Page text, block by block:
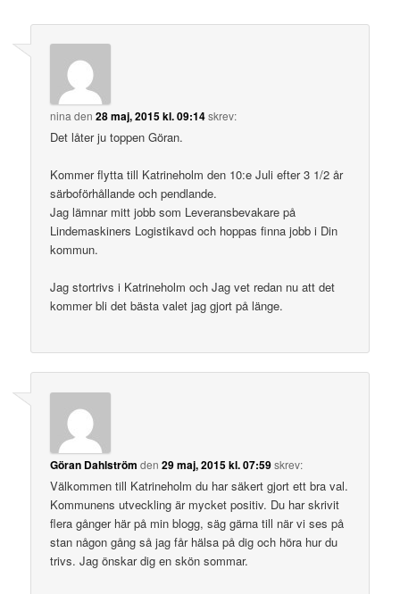
nina den28 maj, 2015 kl. 09:14skrev:
Det låter ju toppen Göran.
Kommer flytta till Katrineholm den 10:e Juli efter 3 1/2 år
särboförhållande och pendlande.
Jag lämnar mitt jobb som Leveransbevakare på
Lindemaskiners Logistikavd och hoppas finna jobb i Din
kommun.
Jag stortrivs i Katrineholm och Jag vet redan nu att det
kommer bli det bästa valet jag gjort på länge.
Göran Dahlström den29 maj, 2015 kl. 07:59skrev:
Välkommen till Katrineholm du har säkert gjort ett bra val.
Kommunens utveckling är mycket positiv. Du har skrivit
flera gånger här på min blogg, säg gärna till när vi ses på
stan någon gång så jag får hälsa på dig och höra hur du
trivs. Jag önskar dig en skön sommar.